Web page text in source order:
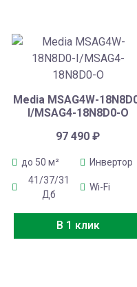
Media MSAG4W-
I/MSAG4-18N8D0-O
97 490₽
до 50 м²
Инвертор
41/37/31
Дб
Wi-Fi
В 1 клик